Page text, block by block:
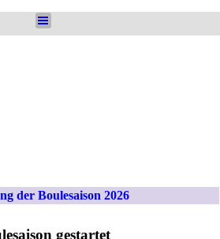
Menü überspringen
der Boulesaison 2026
gestartet